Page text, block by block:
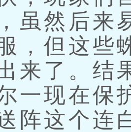
虽然后来
，但这些
来了。结
一现在保
阵这个连